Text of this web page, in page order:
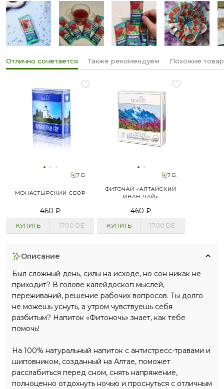
Отлично сочетается Также рекомендуем Похожие
7 Б.
МОНАСТЫРСКИЙ СБОР
460 ₽
КУПИТЬ 1700 DE
7 Б.
ФИТОЧАЙ «АЛТАЙСКИЙ
ИВАН-ЧАЙ»
460 ₽
КУПИТЬ 1700 DE
описание
Был сложный день, силы на исходе, но сон никак не
приходит? В голове калейдоскоп мыслей,
переживаний, решение рабочих вопросов. Ты долго
не можешь уснуть, а утром чувствуешь себя
разбитым? Напиток «Фитоночь» знает, как тебе
помочь!
На 100% натуральный напиток с антистресс-травами и
шиповником, созданный на Алтае, поможет
расслабиться перед сном, снять напряжение,
полноценно отдохнуть ночью и проснуться с отличным